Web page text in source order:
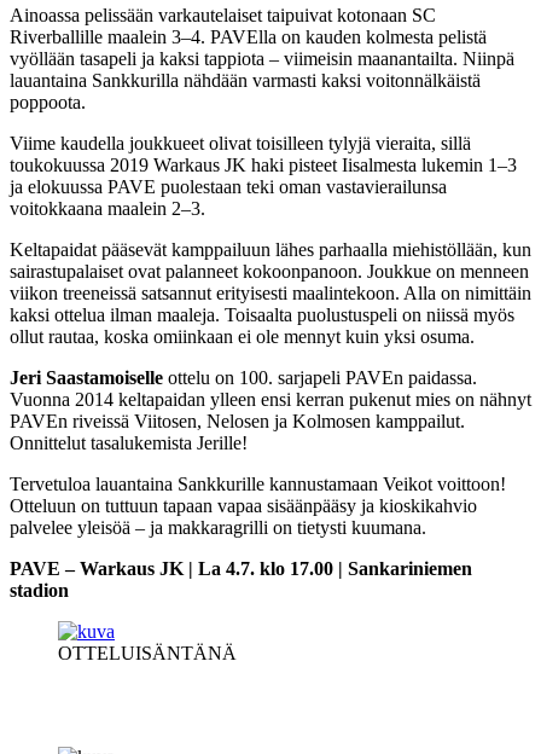
Ainoassa pelissään varkautelaiset taipuivat kotonaan SC
Riverballille maalein 3–4. PAVElla on kauden kolmesta pelistä
vyöllään tasapeli ja kaksi tappiota – viimeisin maanantailta. Niinpä
lauantaina Sankkurilla nähdään varmasti kaksi voitonnälkäistä
poppoota.
Viime kaudella joukkueet olivat toisilleen tylyjä vieraita, sillä
toukokuussa 2019 Warkaus JK haki pisteet Iisalmesta lukemin 1–3
ja elokuussa PAVE puolestaan teki oman vastavierailunsa
voitokkaana maalein 2–3.
Keltapaidat pääsevät kamppailuun lähes parhaalla miehistöllään, kun
sairastupalaiset ovat palanneet kokoonpanoon. Joukkue on menneen
viikon treeneissä satsannut erityisesti maalintekoon. Alla on nimittäin
kaksi ottelua ilman maaleja. Toisaalta puolustuspeli on niissä myös
ollut rautaa, koska omiinkaan ei ole mennyt kuin yksi osuma.
Jeri Saastamoiselle ottelu on 100. sarjapeli PAVEn paidassa.
Vuonna 2014 keltapaidan ylleen ensi kerran pukenut mies on nähnyt
PAVEn riveissä Viitosen, Nelosen ja Kolmosen kamppailut.
Onnittelut tasalukemista Jerille!
Tervetuloa lauantaina Sankkurille kannustamaan Veikot voittoon!
Otteluun on tuttuun tapaan vapaa sisäänpääsy ja kioskikahvio
palvelee yleisöä – ja makkaragrilli on tietysti kuumana.
PAVE – Warkaus JK | La 4.7. klo 17.00 | Sankariniemen
stadion
OTTELUISÄNTÄNÄ